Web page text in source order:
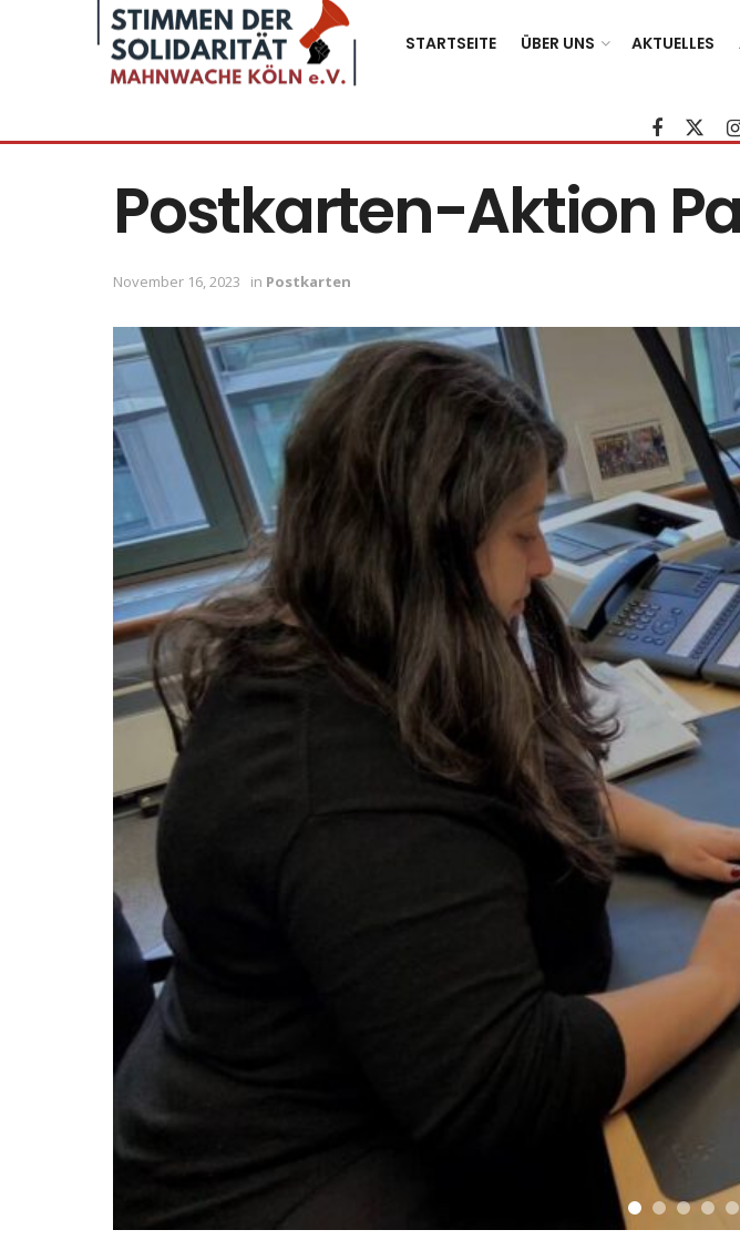
STARTSEITE ÜBER UNS AKTUELLES
Postkarten-Aktion
November 16, 2023 in Postkarten